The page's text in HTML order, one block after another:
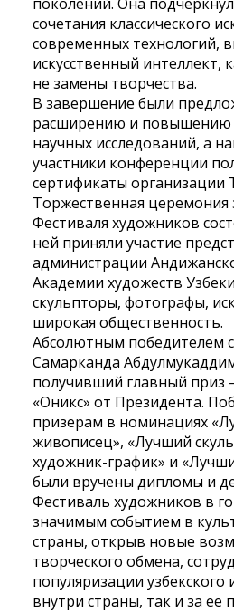
сочетания классического
современных технологий,
искусственный интеллект,
не замены творчества.
В завершение были
расширению и повышению
научных исследований, а
участники конференции
сертификаты организации
Торжественная церемония
Фестиваля художников
ней приняли участие
администрации
Академии художеств
скульпторы, фотографы,
широкая общественность.
Абсолютным победителем
Самарканда
получивший главный приз
«Оникс» от Президента.
призерам в номинациях
живописец», «Лучший
художник-график» и
были вручены дипломы и
Фестиваль художников в
значимым событием в
страны, открыв новые
творческого обмена,
популяризации узбекского
внутри страны, так и за ее